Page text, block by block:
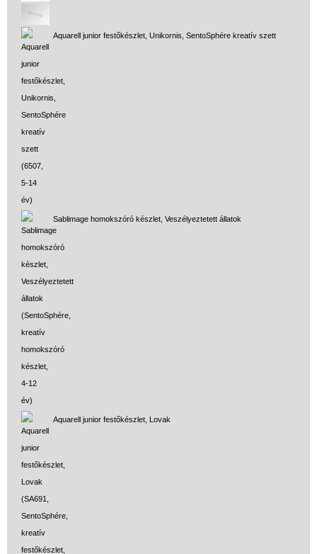
Aquarell junior festőkészlet, Unikornis, SentoSphére kreatív szett
Sablimage homokszóró készlet, Veszélyeztetett állatok
Aquarell junior festőkészlet, Lovak